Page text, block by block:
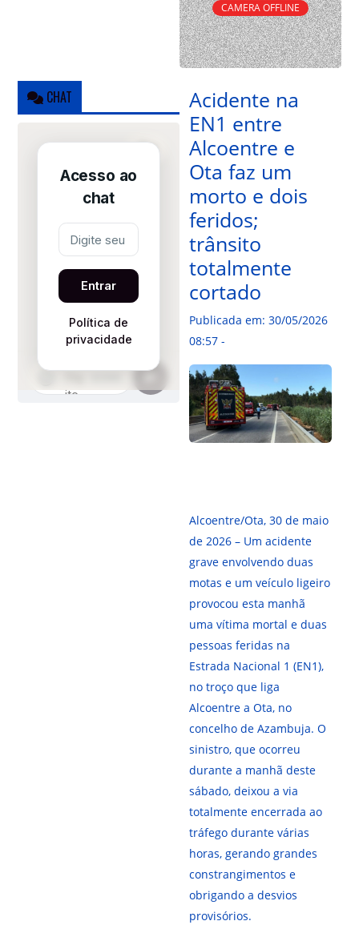
CAMERA OFFLINE
CHAT
Acidente na
EN1 entre
Alcoentre e
Ota faz um
morto e dois
feridos;
trânsito
totalmente
cortado
Publicada em: 30/05/2026
08:57 -
Alcoentre/Ota, 30 de maio
de 2026 – Um acidente
grave envolvendo duas
motas e um veículo ligeiro
provocou esta manhã
uma vítima mortal e duas
pessoas feridas na
Estrada Nacional 1 (EN1),
no troço que liga
Alcoentre a Ota, no
concelho de Azambuja. O
sinistro, que ocorreu
durante a manhã deste
sábado, deixou a via
totalmente encerrada ao
tráfego durante várias
horas, gerando grandes
constrangimentos e
obrigando a desvios
provisórios.